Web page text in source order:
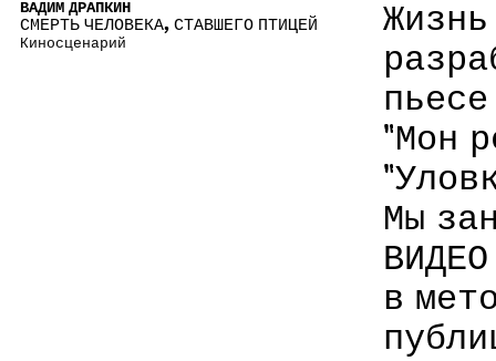
"Мон
Мы
в
ВАДИМ ДРАПКИН
СМЕРТЬ ЧЕЛОВЕКА, СТАВШЕГО ПТИЦЕЙ
Киносценарий